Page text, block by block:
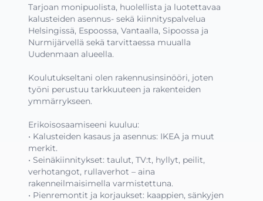
Tarjoan monipuolista, huolellista ja luotettavaa
kalusteiden asennus- sekä kiinnityspalvelua
Helsingissä, Espoossa, Vantaalla, Sipoossa ja
Nurmijärvellä sekä tarvittaessa muualla
Uudenmaan alueella.
Koulutukseltani olen rakennusinsinööri, joten
työni perustuu tarkkuuteen ja rakenteiden
ymmärrykseen.
Erikoisosaamiseeni kuuluu:
• Kalusteiden kasaus ja asennus: IKEA ja muut
merkit.
• Seinäkiinnitykset: taulut, TV:t, hyllyt, peilit,
verhotangot, rullaverhot – aina
rakenneilmaisimella varmistettuna.
• Pienremontit ja korjaukset: kaappien, sänkyjen